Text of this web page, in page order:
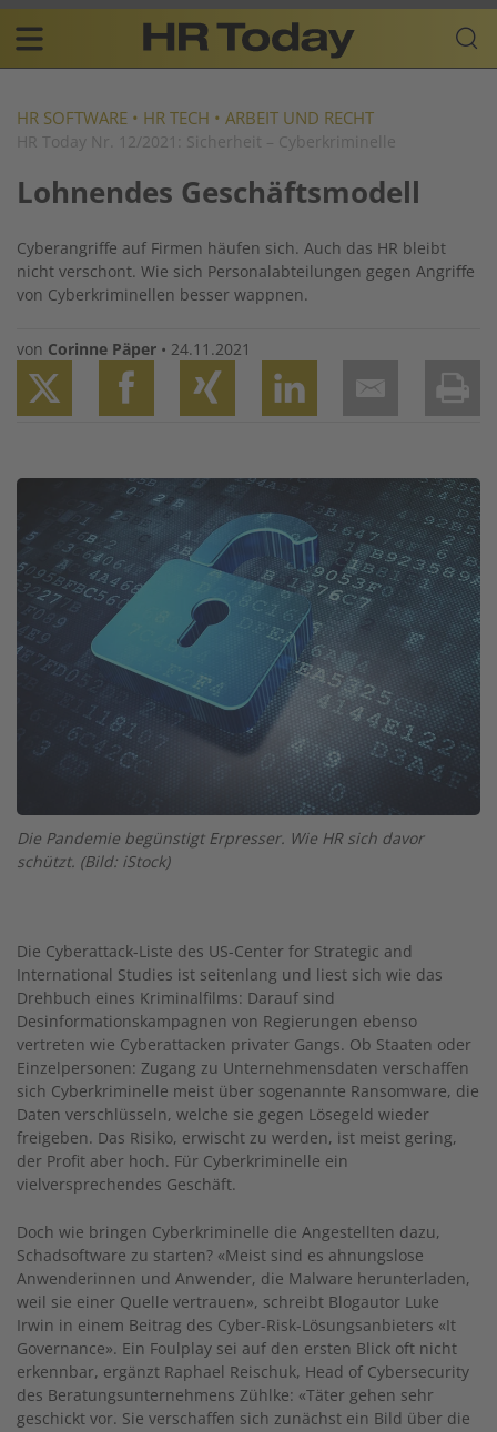
Skip
content
Plattform
für
Resources
navigation
DE
HR SOFTWARE • HR TECH • ARBEIT UND RECHT
HR Today Nr. 12/2021: Sicherheit – Cyberkriminelle
Lohnendes Geschäftsmodell
Cyberangriffe auf Firmen häufen sich. Auch das HR bleibt
nicht verschont. Wie sich Personalabteilungen gegen Angriffe
von Cyberkriminellen besser wappnen.
von Corinne Päper • 24.11.2021
Die Pandemie begünstigt Erpresser. Wie HR sich davor
schützt. (Bild: iStock)
Die Cyberattack-Liste des US-Center for ­Strategic and
International Studies ist seitenlang und liest sich wie das
Drehbuch eines Kriminalfilms: Darauf sind
Desinformationskampagnen von Regierungen ebenso
vertreten wie Cyberattacken privater Gangs. Ob Staaten oder
Einzelpersonen: Zugang zu Unternehmensdaten verschaffen
sich Cyberkriminelle meist über sogenannte Ransomware, die
Daten verschlüsseln, welche sie gegen Lösegeld wieder
freigeben. Das Risiko, erwischt zu werden, ist meist gering,
der Profit aber hoch. Für Cyberkriminelle ein
vielversprechendes Geschäft.
Doch wie bringen Cyberkriminelle die Angestellten dazu,
Schadsoftware zu starten? «Meist sind es ahnungslose
Anwenderinnen und Anwender, die Malware herunterladen,
weil sie einer Quelle vertrauen», schreibt Blogautor Luke
Irwin in einem Beitrag des Cyber-Risk-Lösungsanbieters «It
Governance». Ein Foulplay sei auf den ersten Blick oft nicht
erkennbar, ergänzt Raphael Reischuk, Head of Cybersecurity
des Beratungsunternehmens Zühlke: «Täter gehen sehr
geschickt vor. Sie verschaffen sich zunächst ein Bild über die